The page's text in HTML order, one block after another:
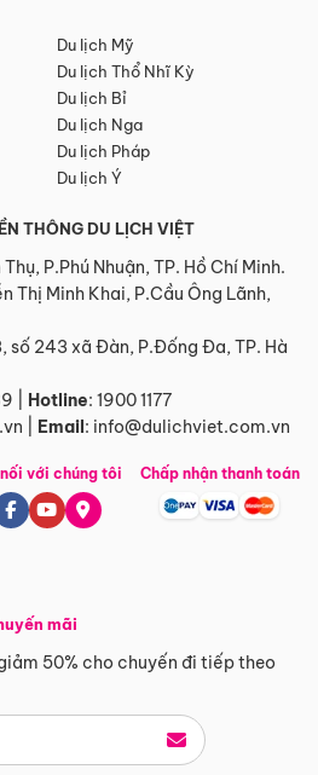
Du lịch Mỹ
Du lịch Thổ Nhĩ Kỳ
Du lịch Bỉ
Du lịch Nga
Du lịch Pháp
Du lịch Ý
THÔNG DU LỊCH VIỆT
P.Phú Nhuận, TP. Hồ Chí Minh.
Thị Minh Khai, P.Cầu Ông Lãnh,
số 243 xã Đàn, P.Đống Đa, TP. Hà
Hotline: 1900 1177
Email: info@dulichviet.com.vn
mãi
50% cho chuyến đi tiếp theo
với chúng tôi Chấp nhận thanh toán